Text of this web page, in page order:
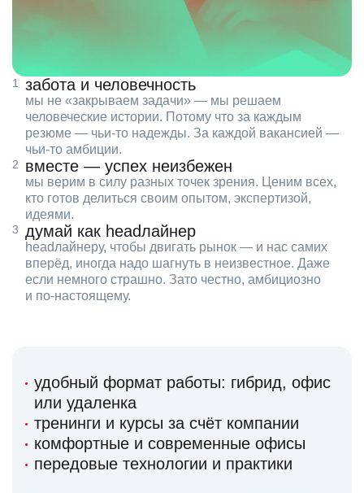
забота и человечность
мы не «закрываем задачи» — мы решаем
человеческие истории. Потому что за каждым
резюме — чьи‑то надежды. За каждой вакансией —
чьи‑то амбиции.
вместе — успех неизбежен
мы верим в силу разных точек зрения. Ценим всех,
кто готов делиться своим опытом, экспертизой,
идеями.
думай как headлайнер
headлайнеру, чтобы двигать рынок — и нас самих
вперёд, иногда надо шагнуть в неизвестное. Даже
если немного страшно. Зато честно, амбициозно
и по‑настоящему.
удобный формат работы: гибрид, офис
или удаленка
тренинги и курсы за счёт компании
комфортные и современные офисы
передовые технологии и практики